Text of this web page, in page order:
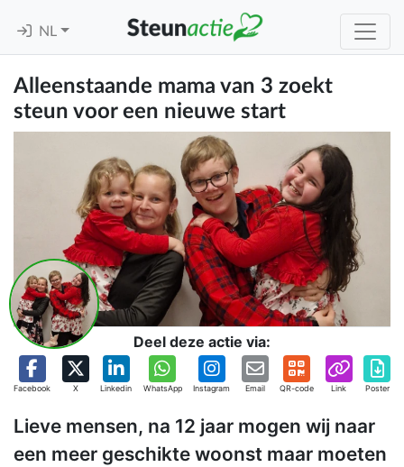
NL
Alleenstaande mama van 3 zoekt
steun voor een nieuwe start
Deel deze actie via:
Facebook X Linkedin WhatsApp Instagram Email QR-code Link Poster
Lieve mensen, na 12 jaar mogen wij naar
een meer geschikte woonst maar moeten